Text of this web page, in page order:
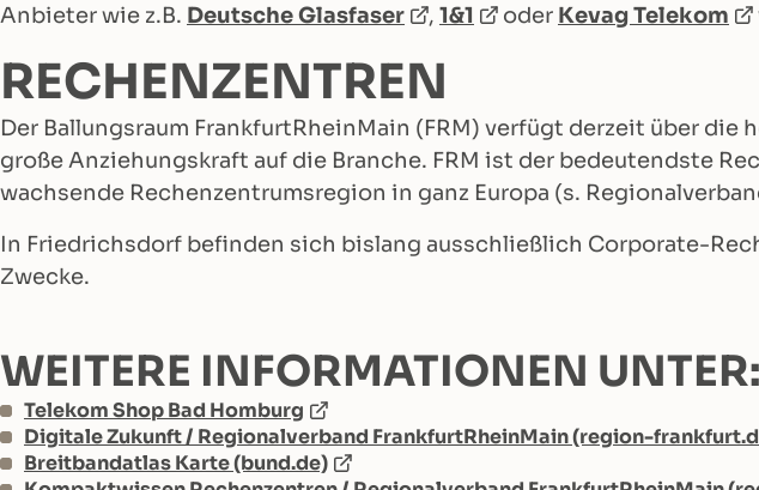
Anbieter wie z.B. Deutsche Glasfaser , 1&1 oder Kevag Telekom
RECHENZENTREN
Der Ballungsraum FrankfurtRheinMain (FRM) verfügt derzeit über
große Anziehungskraft auf die Branche. FRM ist der bedeutendste
wachsende Rechenzentrumsregion in ganz Europa (s.
In Friedrichsdorf befinden sich bislang ausschließlich Corporate-
Zwecke.
WEITERE INFORMATIONEN UNTER:
Telekom Shop Bad Homburg
Digitale Zukunft / Regionalverband FrankfurtRheinMain (region-
Breitbandatlas Karte (bund.de)